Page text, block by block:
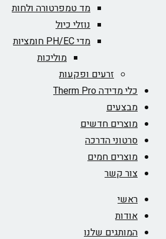
מד טמפרטורה ולחות
נוזלי כיול
מדי PH/EC חומציות
מוליכות
זרעים ופקעות
כלי מדידה Therm Pro
מבצעים
מוצרים חדשים
סרטוני הדרכה
מוצרים חמים
צור קשר
ראשי
אודות
המותגים שלנו